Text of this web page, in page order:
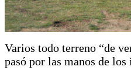
Varios todo terreno “de
pasó por las manos de